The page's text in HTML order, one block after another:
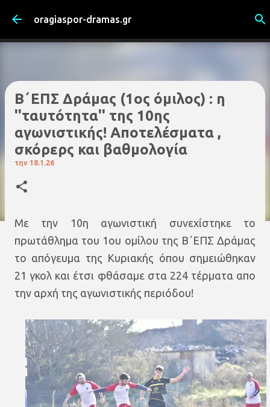
Μετάβαση στο κύριο περιεχόμενο
oragiaspor-dramas.gr
Β΄ΕΠΣ Δράμας (1ος όμιλος) : η
''ταυτότητα'' της 10ης
αγωνιστικής! Αποτελέσματα ,
σκόρερς και βαθμολογία
την 18.1.26
Με την 10η αγωνιστική συνεχίστηκε το
πρωτάθλημα του 1ου ομίλου της Β΄ΕΠΣ Δράμας
το απόγευμα της Κυριακής όπου σημειώθηκαν
21 γκολ και έτσι φθάσαμε στα 224 τέρματα απο
την αρχή της αγωνιστικής περιόδου!